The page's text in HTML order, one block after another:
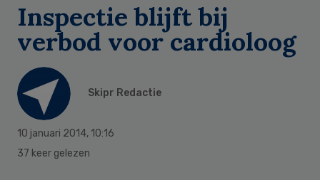
Inspectie blijft bij
verbod voor cardioloog
Skipr Redactie
10 januari 2014, 10:16
37 keer gelezen